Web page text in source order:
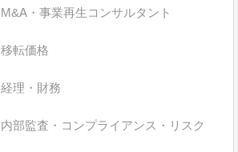
M&A・事業再生コンサルタント
移転価格
経理・財務
内部監査・コンプライアンス・リスク